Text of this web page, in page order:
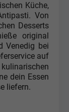
Küche,
Von
Desserts
original
Venedig bei
auf
dein Essen
liefern.